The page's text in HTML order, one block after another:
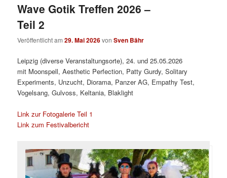
Wave Gotik Treffen 2026 –
Teil 2
Veröffentlicht am29. Mai 2026vonSven Bähr
Leipzig (diverse Veranstaltungsorte), 24. und 25.05.2026
mit Moonspell, Aesthetic Perfection, Patty Gurdy, Solitary
Experiments, Unzucht, Diorama, Panzer AG, Empathy Test,
Vogelsang, Gulvoss, Keltania, Blaklight
Link zur Fotogalerie Teil 1
Link zum Festivalbericht